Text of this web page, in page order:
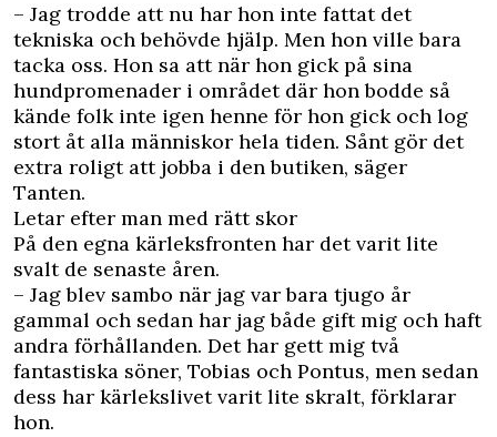
– Jag trodde att nu har hon inte fattat det
tekniska och behövde hjälp. Men hon ville bara
tacka oss. Hon sa att när hon gick på sina
hundpromenader i området där hon bodde så
kände folk inte igen henne för hon gick och log
stort åt alla människor hela tiden. Sånt gör det
extra roligt att jobba i den butiken, säger
Tanten.
Letar efter man med rätt skor
På den egna kärleksfronten har det varit lite
svalt de senaste åren.
– Jag blev sambo när jag var bara tjugo år
gammal och sedan har jag både gift mig och haft
andra förhållanden. Det har gett mig två
fantastiska söner, Tobias och Pontus, men sedan
dess har kärlekslivet varit lite skralt, förklarar
hon.